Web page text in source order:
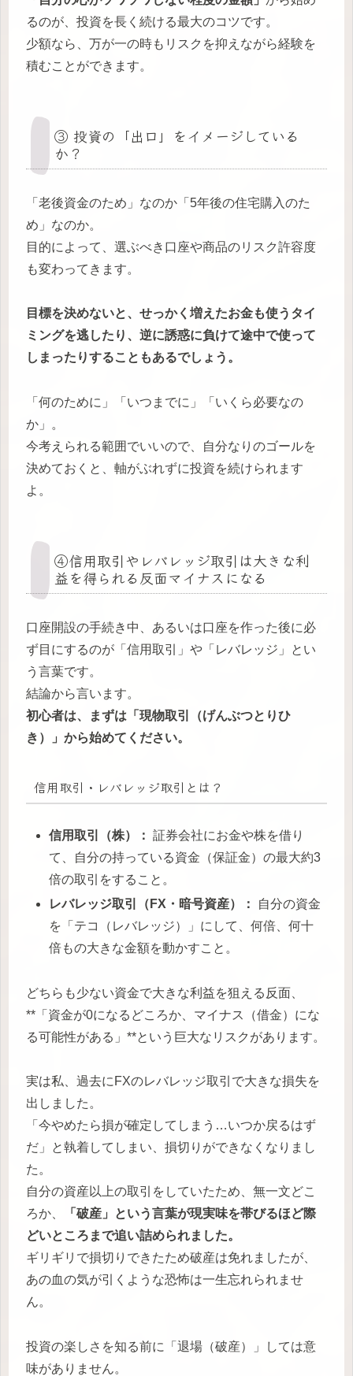
るのが、投資を長く続ける最大のコツです。
少額なら、万が一の時もリスクを抑えながら経験を
積むことができます。
③ 投資の「出口」をイメージしている
か？
「老後資金のため」なのか「5年後の住宅購入のた
め」なのか。
目的によって、選ぶべき口座や商品のリスク許容度
も変わってきます。
目標を決めないと、せっかく増えたお金も使うタイ
ミングを逃したり、逆に誘惑に負けて途中で使って
しまったりすることもあるでしょう。
「何のために」「いつまでに」「いくら必要なの
か」。
今考えられる範囲でいいので、自分なりのゴールを
決めておくと、軸がぶれずに投資を続けられます
よ。
④信用取引やレバレッジ取引は大きな利
益を得られる反面マイナスになる
口座開設の手続き中、あるいは口座を作った後に必
ず目にするのが「信用取引」や「レバレッジ」とい
う言葉です。
結論から言います。
初心者は、まずは「現物取引（げんぶつとりひ
き）」から始めてください。
信用取引・レバレッジ取引とは？
信用取引（株）： 証券会社にお金や株を借り
て、自分の持っている資金（保証金）の最大約3
倍の取引をすること。
レバレッジ取引（FX・暗号資産）：
自分の資金
を「テコ（レバレッジ）」にして、何倍、何十
倍もの大きな金額を動かすこと。
どちらも少ない資金で大きな利益を狙える反面、
**「資金が0になるどころか、マイナス（借金）にな
る可能性がある」**という巨大なリスクがあります。
実は私、過去にFXのレバレッジ取引で大きな損失を
出しました。
「今やめたら損が確定してしまう…いつか戻るはず
だ」と執着してしまい、損切りができなくなりまし
た。
自分の資産以上の取引をしていたため、無一文どこ
ろか、
「破産」という言葉が現実味を帯びるほど際
どいところまで追い詰められました。
ギリギリで損切りできたため破産は免れましたが、
あの血の気が引くような恐怖は一生忘れられませ
ん。
投資の楽しさを知る前に「退場（破産）」しては意
味がありません。